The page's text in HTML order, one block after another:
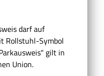
darf auf
Rollstuhl-Symbol
gilt in
Union.